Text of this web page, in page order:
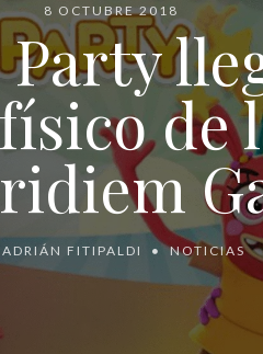
8 OCTUBRE 2018
de
ADRIÁN FITIPALDI NOTICIAS